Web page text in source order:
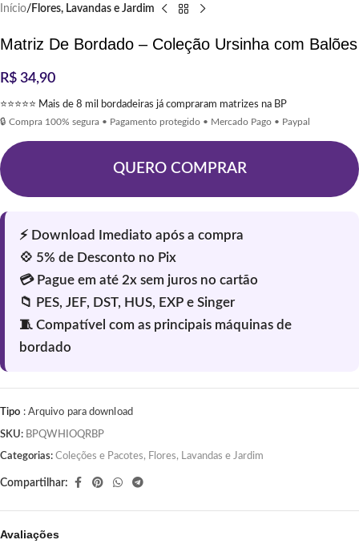
Início Flores, Lavandas e Jardim
Matriz De Bordado – Coleção Ursinha com Balões
R$ 34,90
⭐⭐⭐⭐⭐ Mais de 8 mil bordadeiras já compraram matrizes na BP
🔒 Compra 100% segura • Pagamento protegido • Mercado Pago • Paypal
QUERO COMPRAR
Tipo : Arquivo para download
SKU: BPQWHIOQRBP
Categorias: Coleções e Pacotes, Flores, Lavandas e Jardim
Compartilhar:
Avaliações